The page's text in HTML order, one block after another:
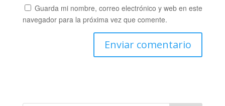
Guarda mi nombre, correo electrónico y web en este
navegador para la próxima vez que comente.